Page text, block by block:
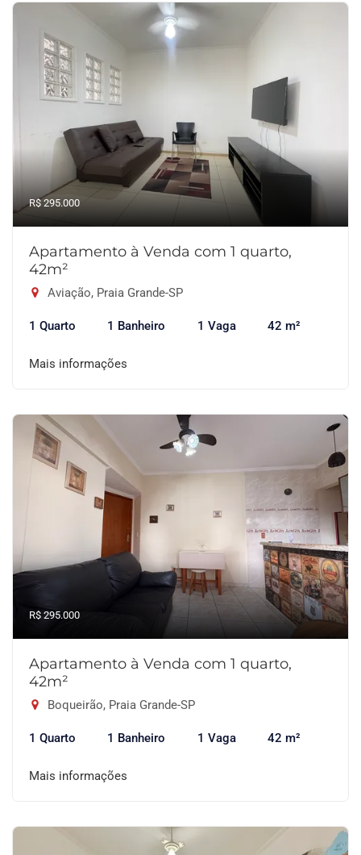
R$ 295.000
Apartamento à Venda com 1 quarto,
42m²
Aviação, Praia Grande-SP
1 Quarto 1 Banheiro 1 Vaga 42 m²
Mais informações
R$ 295.000
Apartamento à Venda com 1 quarto,
42m²
Boqueirão, Praia Grande-SP
1 Quarto 1 Banheiro 1 Vaga 42 m²
Mais informações